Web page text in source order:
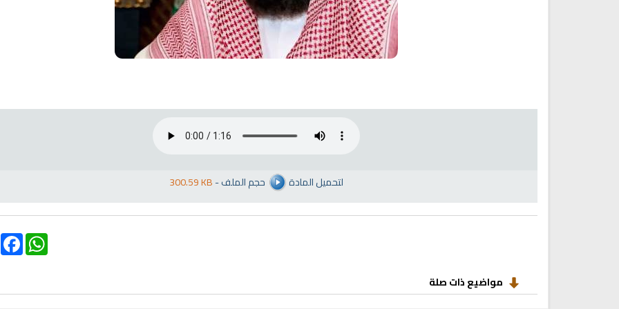
300.59 KB- لتحميل المادة حجم الملف
WhatsApp
مواضيع ذات صلة
اناشيد ابراهيم الاحمد
16454 | 2025-03-19 انشودة الرئيس احمد الشرع
اناشيد ابراهيم الاحمد
1532 | 2026-06-20
القرآن Mp3
تلاوة جديدة
13806 | 2024-05-29